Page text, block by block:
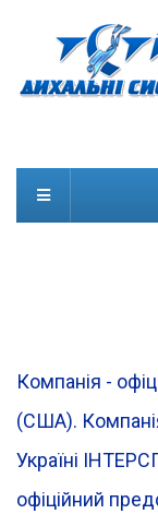
Компанія -
(CША).
Україні
офіційний